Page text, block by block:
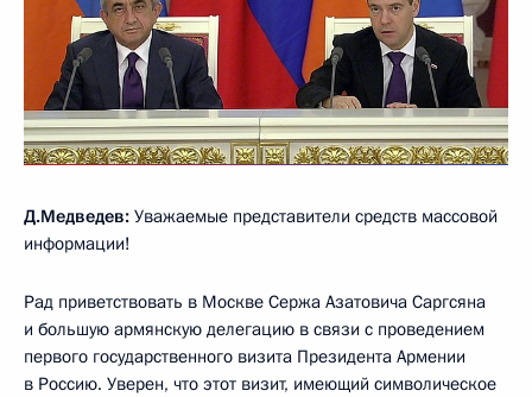
Д.Медведев: Уважаемые представители средств массовой
информации!
Рад приветствовать в Москве Сержа Азатовича Саргсяна
и большую армянскую делегацию в связи с проведением
первого государственного визита Президента Армении
в Россию. Уверен, что этот визит, имеющий символическое